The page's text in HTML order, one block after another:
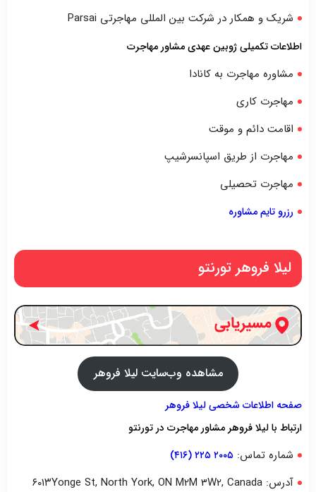
شریک و همکار در شرکت بین المللی مهاجرتی Parsai
اطلاعات تکمیلی ژوبین عهدی مشاور مهاجرت
مشاوره مهاجرت به کانادا
مهاجرت کاری
اقامت دائم و موقت
مهاجرت از طریق اسپانسرشیپ
مهاجرت تحصیلی
رزرو تایم مشاوره
لیلا فروهر تورنتو
مشاهده وب‌سایت لیلا فروهر
صفحه اطلاعات شخصی لیلا فروهر
ارتباط با لیلا فروهر مشاور مهاجرت در تورنتو
شماره تماس:۲۰۰۵ ۲۲۵ (۴۱۶)
آدرس: ۶۰۱۳Yonge St, North York, ON M2M 3W2, Canada